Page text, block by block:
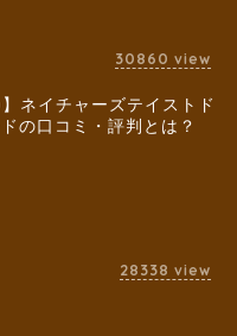
30860 view
ネイチャーズテイストド
の口コミ・評判とは？
28338 view